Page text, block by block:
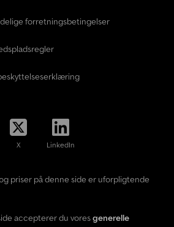
forretningsbetingelser
X LinkedIn
priser på denne side er uforpligtende
accepterer du voresgenerelle